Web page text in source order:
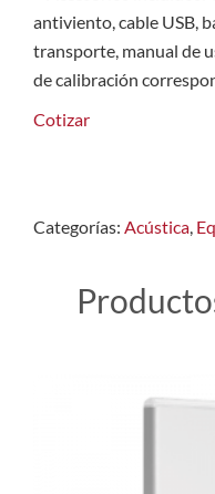
antiviento, cable USB,
transporte, manual de
de calibración
Cotizar
Categorías: Acústica,